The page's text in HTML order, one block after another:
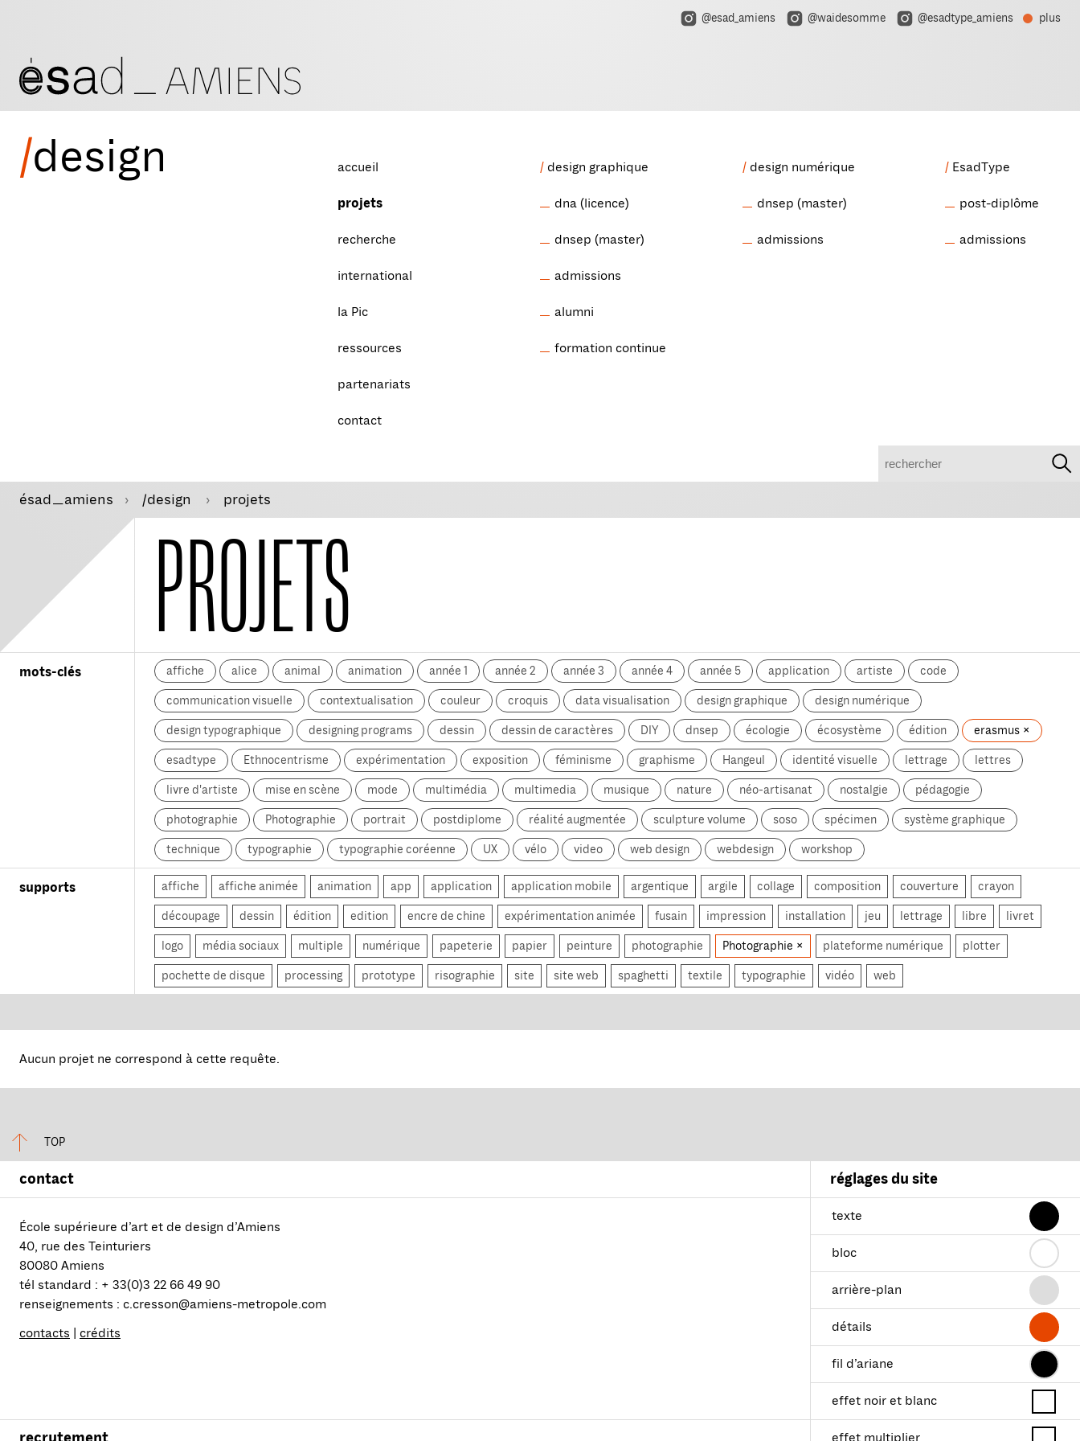
@esad_amiens @waidesomme @esadtype_amiens plus
/design accueil
projets
recherche
international
la Pic
ressources
partenariats
contact
design graphique
dna (licence)
dnsep (master)
admissions
alumni
formation continue
design numérique
dnsep (master)
admissions
EsadType
post-diplôme
admissions
ésad—amiens /design projets
PROJETS
mots-clés affiche alice animal animation année 1 année 2 année 3 année 4 année 5 application artiste code
communication visuelle contextualisation couleur croquis data visualisation design graphique design numérique
design typographique designing programs dessin dessin de caractères DIY dnsep écologie écosystème édition erasmus
esadtype Ethnocentrisme expérimentation exposition féminisme graphisme Hangeul identité visuelle lettrage lettres
livre d'artiste mise en scène mode multimédia multimedia musique nature néo-artisanat nostalgie pédagogie
photographie Photographie portrait postdiplome réalité augmentée sculpture volume soso spécimen système graphique
technique typographie typographie coréenne UX vélo video web design webdesign workshop
supports affiche affiche animée animation app application application mobile argentique argile collage composition couverture crayon
découpage dessin édition edition encre de chine expérimentation animée fusain impression installation jeu lettrage libre livret
logo média sociaux multiple numérique papeterie papier peinture photographie Photographie plateforme numérique plotter
pochette de disque processing prototype risographie site site web spaghetti textile typographie vidéo web
Aucun projet ne correspond à cette requête.
TOP
contact
École supérieure d’art et de design d’Amiens
40, rue des Teinturiers
80080 Amiens
tél standard : + 33(0)3 22 66 49 90
renseignements : c.cresson@amiens-metropole.com
contacts
crédits
réglages du site
texte
bloc
arrière-plan
détails
fil d’ariane
effet noir et blanc